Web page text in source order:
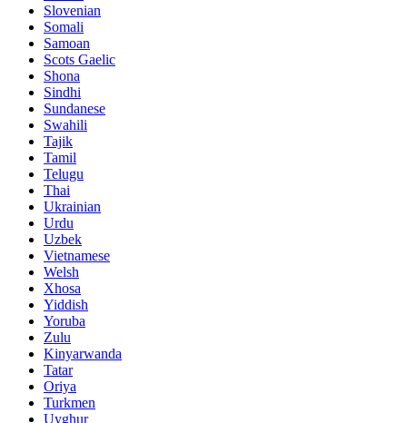
Slovenian
Somali
Samoan
Scots Gaelic
Shona
Sindhi
Sundanese
Swahili
Tajik
Tamil
Telugu
Thai
Ukrainian
Urdu
Uzbek
Vietnamese
Welsh
Xhosa
Yiddish
Yoruba
Zulu
Kinyarwanda
Tatar
Oriya
Turkmen
Uyghur